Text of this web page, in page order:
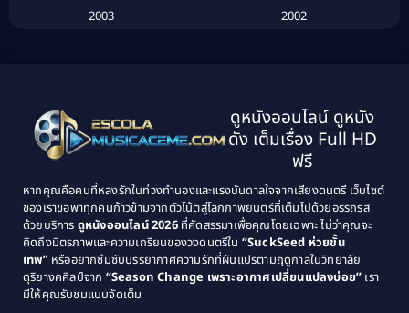
(134)
Classic หนังคลาสสิก(21)
Classic หนังคลาสสิก(25)
Comedy ตลก(46)
Comedy ตลก(515)
2003
2002
1995
1994
1993
1992
1989
1988
1987
1986
1985
1984
1983
1982
ดูหนังออนไลน์ ดูหนัง
ดัง เต็มเรื่อง Full HD
ฟรี
หากคุณคือคนที่หลงรักในท่วงทำนองและแรงบันดาลใจจากเสียงดนตรี เว็บไซต์
ของเราขอพาทุกคนก้าวข้ามจากตัวโน้ตสู่โลกภาพยนตร์ที่เต็มไปด้วยอรรถรส
ด้วยบริการ ดูหนังออนไลน์ 2026ที่คัดสรรมาเพื่อคุณโดยเฉพาะ ไม่ว่าคุณจะ
คิดถึงมิตรภาพและความเกรียนของวงดนตรีใน “SuckSeed ห่วยขั้น
เทพ”หรืออยากซึมซับบรรยากาศความรักที่ผันแปรตามฤดูกาลในวิทยาลัย
ดุริยางคศิลป์จาก “Season Change เพราะอากาศเปลี่ยนแปลงบ่อย” เรา
มีให้คุณรับชมแบบจัดเต็ม